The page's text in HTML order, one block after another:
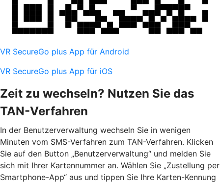
VR SecureGo plus App für Android
VR SecureGo plus App für iOS
Zeit zu wechseln? Nutzen Sie das
TAN-Verfahren
In der Benutzerverwaltung wechseln Sie in wenigen
Minuten vom SMS-Verfahren zum TAN-Verfahren. Klicken
Sie auf den Button „Benutzerverwaltung“ und melden Sie
sich mit Ihrer Kartennummer an. Wählen Sie „Zustellung per
Smartphone-App“ aus und tippen Sie Ihre Karten-Kennung